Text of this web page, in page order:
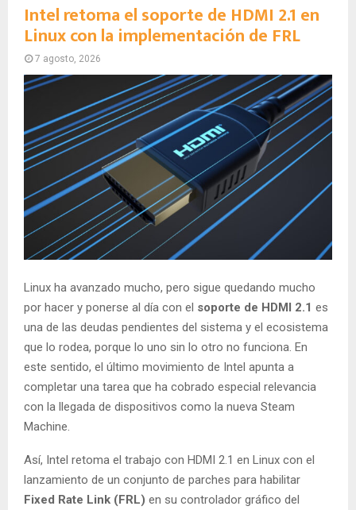
Intel retoma el soporte de HDMI 2.1 en
Linux con la implementación de FRL
7 agosto, 2026
Linux ha avanzado mucho, pero sigue quedando mucho
por hacer y ponerse al día con el soporte de HDMI 2.1 es
una de las deudas pendientes del sistema y el ecosistema
que lo rodea, porque lo uno sin lo otro no funciona. En
este sentido, el último movimiento de Intel apunta a
completar una tarea que ha cobrado especial relevancia
con la llegada de dispositivos como la nueva Steam
Machine.
Así, Intel retoma el trabajo con HDMI 2.1 en Linux con el
lanzamiento de un conjunto de parches para habilitar
Fixed Rate Link (FRL) en su controlador gráfico del